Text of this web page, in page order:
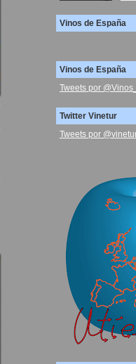
Vinos de España
Vinos de España
Tweets por
Twitter Vinetur
Tweets por